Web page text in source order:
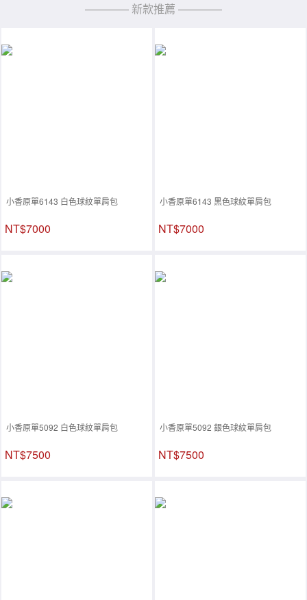
———— 新款推薦 ————
小香原單6143 白色球紋單肩包
NT$7000
小香原單6143 黑色球紋單肩包
NT$7000
小香原單5092 白色球紋單肩包
NT$7500
小香原單5092 銀色球紋單肩包
NT$7500